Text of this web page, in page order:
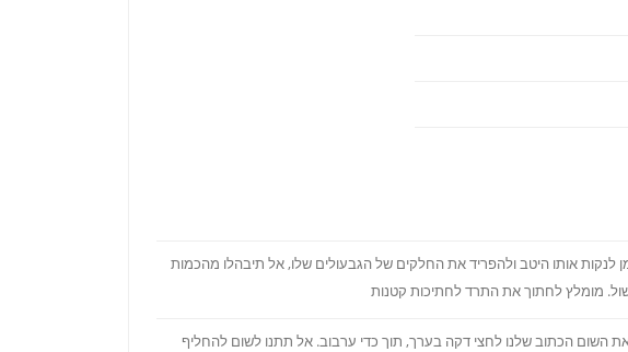
אותו היטב ולהפריד את החלקים של הגבעולים שלו, אל תיבהלו מהכמות
מומלץ לחתוך את התרד לחתיכות קטנות
השום הכתוב שלנו לחצי דקה בערך, תוך כדי ערבוב. אל תתנו לשום להחליף